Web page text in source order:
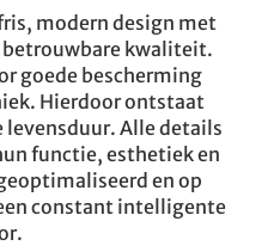
modern design met
betrouwbare kwaliteit.
goede bescherming
Hierdoor ontstaat
Alle details
functie, esthetiek en
en op
constant intelligente